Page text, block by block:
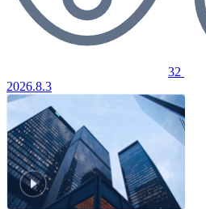
32
2026.8.3